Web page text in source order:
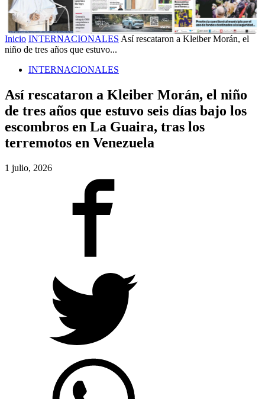
Inicio INTERNACIONALES Así rescataron a Kleiber Morán, el
niño de tres años que estuvo...
INTERNACIONALES
Así rescataron a Kleiber Morán, el niño
de tres años que estuvo seis días bajo los
escombros en La Guaira, tras los
terremotos en Venezuela
1 julio, 2026